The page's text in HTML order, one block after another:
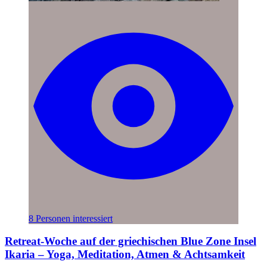
8 Personen interessiert
Retreat-Woche auf der griechischen Blue Zone Insel
Ikaria – Yoga, Meditation, Atmen & Achtsamkeit